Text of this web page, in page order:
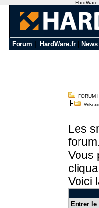
Forum HardWare.fr News
FORUM
Wiki
Les
forum.
Vous
Voici
Entrer